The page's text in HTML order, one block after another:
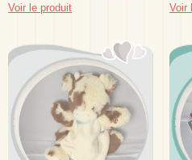
Voir le produit Voir